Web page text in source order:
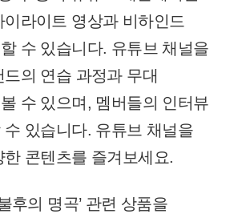
라이트 영상과 비하인드
수 있습니다. 유튜브 채널을
의 연습 과정과 무대
수 있으며, 멤버들의 인터뷰
수 있습니다. 유튜브 채널을
콘텐츠를 즐겨보세요.
후의 명곡’ 관련 상품을